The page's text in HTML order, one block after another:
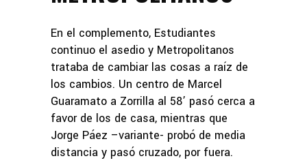
En el complemento, Estudiantes
continuo el asedio y Metropolitanos
trataba de cambiar las cosas a raíz de
los cambios. Un centro de Marcel
Guaramato a Zorrilla al 58’ pasó cerca a
favor de los de casa, mientras que
Jorge Páez –variante- probó de media
distancia y pasó cruzado, por fuera.